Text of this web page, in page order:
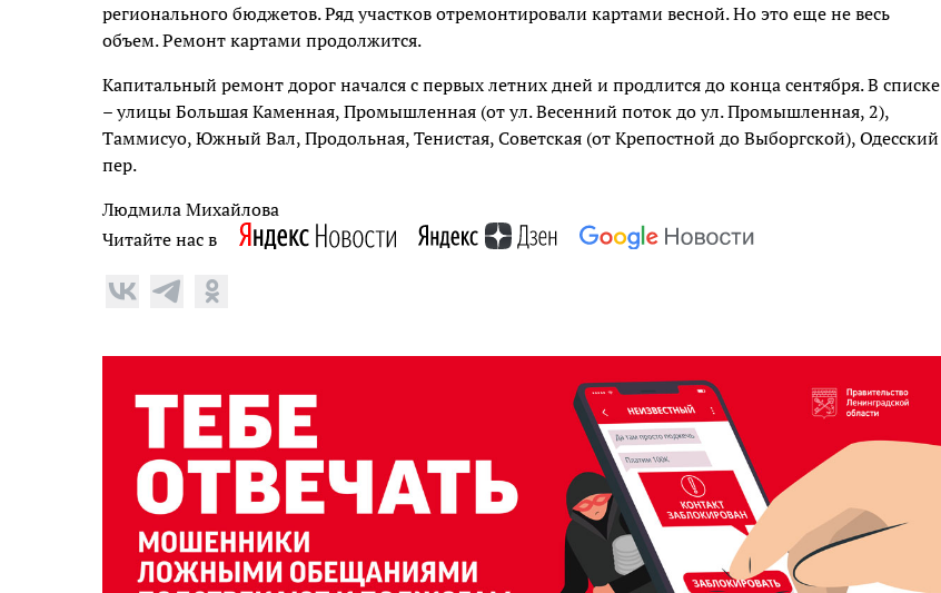
регионального бюджетов. Ряд участков отремонтировали картами весной. Но это еще не весь
объем. Ремонт картами продолжится.
Капитальный ремонт дорог начался с первых летних дней и продлится до конца сентября. В списке
– улицы Большая Каменная, Промышленная (от ул. Весенний поток до ул. Промышленная, 2),
Таммисуо, Южный Вал, Продольная, Тенистая, Советская (от Крепостной до Выборгской), Одесский
пер.
Людмила Михайлова
Читайте нас в